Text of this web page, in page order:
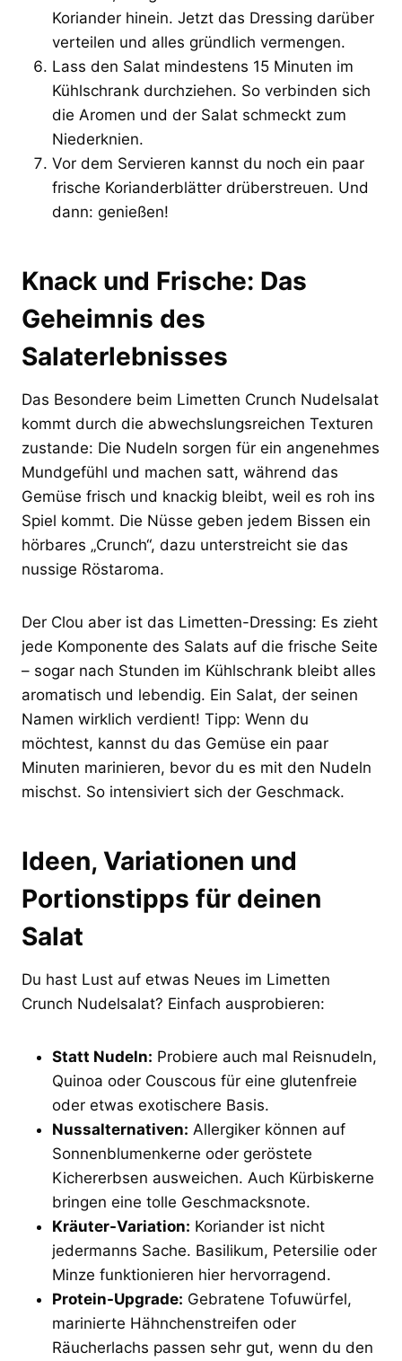
Koriander hinein. Jetzt das Dressing darüber
verteilen und alles gründlich vermengen.
Lass den Salat mindestens 15 Minuten im
Kühlschrank durchziehen. So verbinden sich
die Aromen und der Salat schmeckt zum
Niederknien.
Vor dem Servieren kannst du noch ein paar
frische Korianderblätter drüberstreuen. Und
dann: genießen!
Knack und Frische: Das
Geheimnis des
Salaterlebnisses
Das Besondere beim Limetten Crunch Nudelsalat
kommt durch die abwechslungsreichen Texturen
zustande: Die Nudeln sorgen für ein angenehmes
Mundgefühl und machen satt, während das
Gemüse frisch und knackig bleibt, weil es roh ins
Spiel kommt. Die Nüsse geben jedem Bissen ein
hörbares „Crunch“, dazu unterstreicht sie das
nussige Röstaroma.
Der Clou aber ist das Limetten-Dressing: Es zieht
jede Komponente des Salats auf die frische Seite
– sogar nach Stunden im Kühlschrank bleibt alles
aromatisch und lebendig. Ein Salat, der seinen
Namen wirklich verdient! Tipp: Wenn du
möchtest, kannst du das Gemüse ein paar
Minuten marinieren, bevor du es mit den Nudeln
mischst. So intensiviert sich der Geschmack.
Ideen, Variationen und
Portionstipps für deinen
Salat
Du hast Lust auf etwas Neues im Limetten
Crunch Nudelsalat? Einfach ausprobieren:
Statt Nudeln: Probiere auch mal Reisnudeln,
Quinoa oder Couscous für eine glutenfreie
oder etwas exotischere Basis.
Nussalternativen: Allergiker können auf
Sonnenblumenkerne oder geröstete
Kichererbsen ausweichen. Auch Kürbiskerne
bringen eine tolle Geschmacksnote.
Kräuter-Variation: Koriander ist nicht
jedermanns Sache. Basilikum, Petersilie oder
Minze funktionieren hier hervorragend.
Protein-Upgrade: Gebratene Tofuwürfel,
marinierte Hähnchenstreifen oder
Räucherlachs passen sehr gut, wenn du den